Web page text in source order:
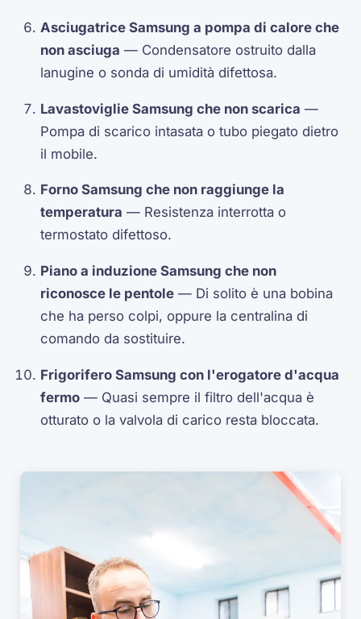
Asciugatrice Samsung a pompa di calore che
non asciuga — Condensatore ostruito dalla
lanugine o sonda di umidità difettosa.
Lavastoviglie Samsung che non scarica —
Pompa di scarico intasata o tubo piegato dietro
il mobile.
Forno Samsung che non raggiunge la
temperatura — Resistenza interrotta o
termostato difettoso.
Piano a induzione Samsung che non
riconosce le pentole — Di solito è una bobina
che ha perso colpi, oppure la centralina di
comando da sostituire.
Frigorifero Samsung con l'erogatore d'acqua
fermo — Quasi sempre il filtro dell'acqua è
otturato o la valvola di carico resta bloccata.